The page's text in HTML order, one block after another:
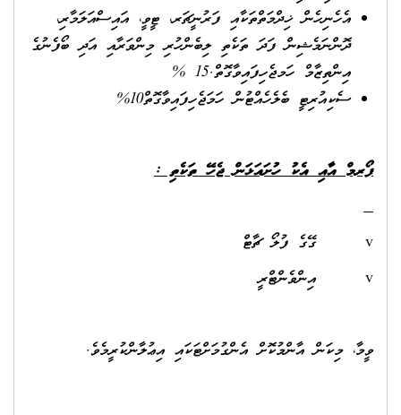
އެހެނިހެން ޚިދްމަތްތަކާއި ފަރުނީޗަރ، ޓީވީ، އައިސްއަލަމާރި،
ދޮންނަމެޝިން ފަދަ ތަކެތި ލިބެންހުރި މިންވަރާއި އަދި ބޯފެނުގެ
އިންތިޒާމް ހަމޖެހިފައިވާގޮތް.15 %
ސެކިއުރިޓީ ބެލެހެއްޓުން ހަމަޖެހިފައިވާގޮތް10%
އާއި އެކު ހުށައަޅަން ޖެހޭ ތަކެތި :
މިކަން އާންމުކޮށް އެންގުމަށްޓަކައި އިޢުލާންކުރީމެވެ.